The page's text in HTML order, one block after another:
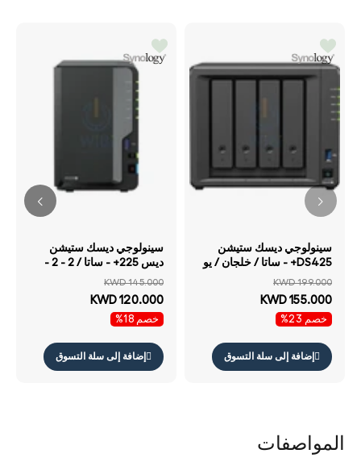
سينولوجي ديسك ستيشن
DS425+ - ساتا / خلجان / يو
KWD 199.000
KWD 155.000
خصم 23%
إضافة إلى سلة التسوق
سينولوجي ديسك ستيشن
ديس 225+ - ساتا / 2 - 2 -
KWD 145.000
KWD 120.000
خصم 18%
إضافة إلى سلة التسوق
المواصفات